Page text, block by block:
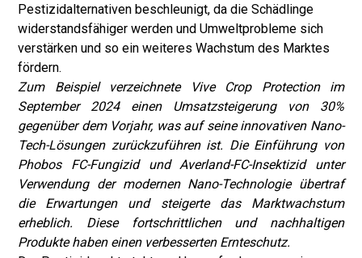
Pestizidalternativen beschleunigt, da die Schädlinge
widerstandsfähiger werden und Umweltprobleme sich
verstärken und so ein weiteres Wachstum des Marktes
fördern.
Zum Beispiel verzeichnete Vive Crop Protection im
September 2024 einen Umsatzsteigerung von 30%
gegenüber dem Vorjahr, was auf seine innovativen Nano-
Tech-Lösungen zurückzuführen ist. Die Einführung von
Phobos FC-Fungizid und Averland-FC-Insektizid unter
Verwendung der modernen Nano-Technologie übertraf
die Erwartungen und steigerte das Marktwachstum
erheblich. Diese fortschrittlichen und nachhaltigen
Produkte haben einen verbesserten Ernteschutz.